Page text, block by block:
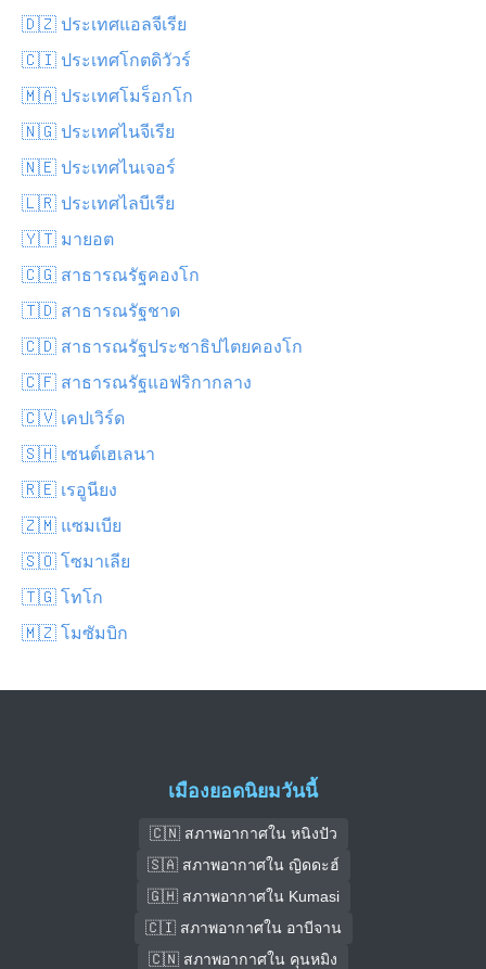
🇩🇿 ประเทศแอลจีเรีย
🇨🇮 ประเทศโกตดิวัวร์
🇲🇦 ประเทศโมร็อกโก
🇳🇬 ประเทศไนจีเรีย
🇳🇪 ประเทศไนเจอร์
🇱🇷 ประเทศไลบีเรีย
🇾🇹 มายอต
🇨🇬 สาธารณรัฐคองโก
🇹🇩 สาธารณรัฐชาด
🇨🇩 สาธารณรัฐประชาธิปไตยคองโก
🇨🇫 สาธารณรัฐแอฟริกากลาง
🇨🇻 เคปเวิร์ด
🇸🇭 เซนต์เฮเลนา
🇷🇪 เรอูนียง
🇿🇲 แซมเบีย
🇸🇴 โซมาเลีย
🇹🇬 โทโก
🇲🇿 โมซัมบิก
เมืองยอดนิยมวันนี้
🇨🇳 สภาพอากาศใน หนิงปัว
🇸🇦 สภาพอากาศใน ญิดดะฮ์
🇬🇭 สภาพอากาศใน Kumasi
🇨🇮 สภาพอากาศใน อาบีจาน
🇨🇳 สภาพอากาศใน คุนหมิง